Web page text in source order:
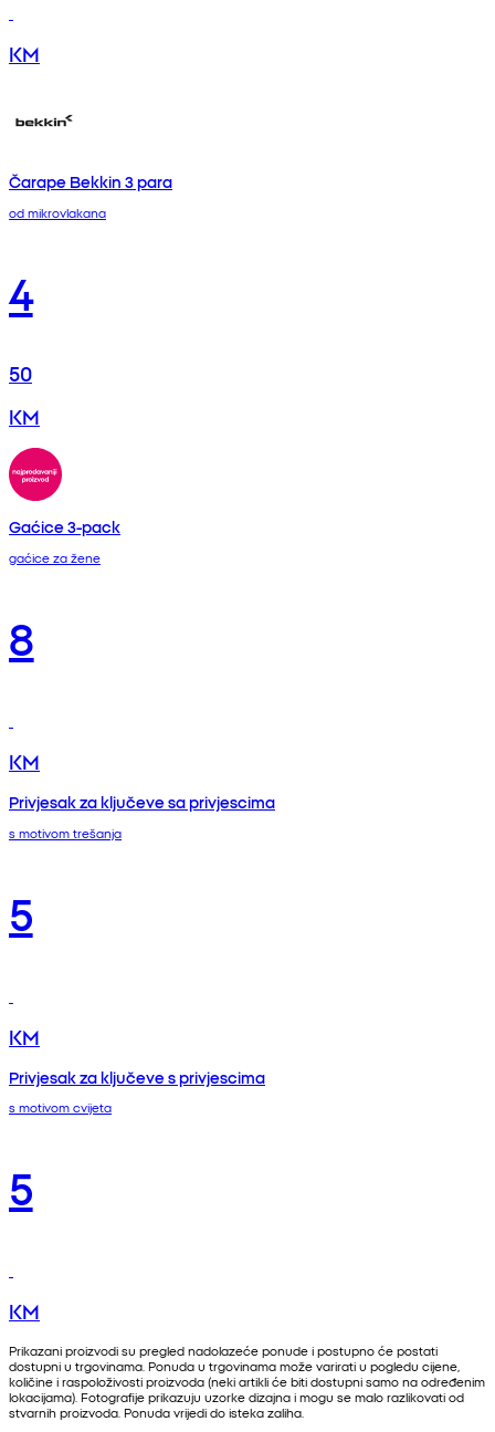
KM
Čarape Bekkin 3 para
od mikrovlakana
4
50
KM
Gaćice 3-pack
gaćice za žene
8
KM
Privjesak za ključeve sa privjescima
s motivom trešanja
5
KM
Privjesak za ključeve s privjescima
s motivom cvijeta
5
KM
Prikazani proizvodi su pregled nadolazeće ponude i postupno će postati
dostupni u trgovinama. Ponuda u trgovinama može varirati u pogledu cijene,
količine i raspoloživosti proizvoda (neki artikli će biti dostupni samo na određenim
lokacijama). Fotografije prikazuju uzorke dizajna i mogu se malo razlikovati od
stvarnih proizvoda. Ponuda vrijedi do isteka zaliha.